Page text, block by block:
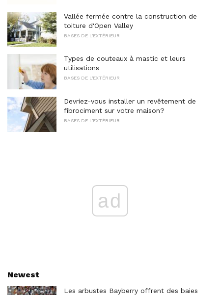
Vallée fermée contre la construction de
toiture d'Open Valley
BASES DE L'EXTÉRIEUR
Types de couteaux à mastic et leurs
utilisations
BASES DE L'EXTÉRIEUR
Devriez-vous installer un revêtement de
fibrociment sur votre maison?
BASES DE L'EXTÉRIEUR
ad
Newest
Les arbustes Bayberry offrent des baies